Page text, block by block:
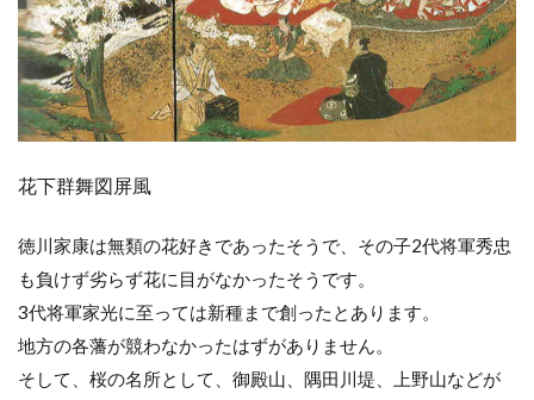
花下群舞図屏風
徳川家康は無類の花好きであったそうで、その子2代将軍秀忠
も負けず劣らず花に目がなかったそうです。
3代将軍家光に至っては新種まで創ったとあります。
地方の各藩が競わなかったはずがありません。
そして、桜の名所として、御殿山、隅田川堤、上野山などが